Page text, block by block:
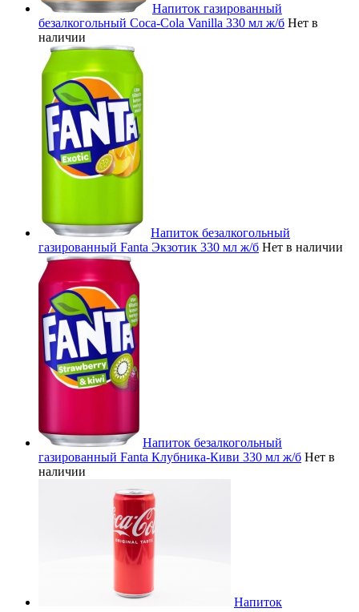
Напиток газированный
безалкогольный Coca-Cola Vanilla 330 мл ж/б Нет в
наличии
Напиток безалкогольный
газированный Fanta Экзотик 330 мл ж/б Нет в наличии
Напиток безалкогольный
газированный Fanta Клубника-Киви 330 мл ж/б Нет в
наличии
Напиток